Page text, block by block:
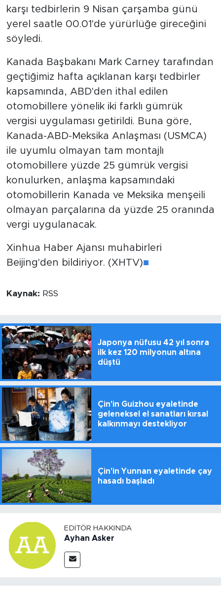
karşı tedbirlerin 9 Nisan çarşamba günü
yerel saatle 00.01'de yürürlüğe gireceğini
söyledi.
Kanada Başbakanı Mark Carney tarafından
geçtiğimiz hafta açıklanan karşı tedbirler
kapsamında, ABD'den ithal edilen
otomobillere yönelik iki farklı gümrük
vergisi uygulaması getirildi. Buna göre,
Kanada-ABD-Meksika Anlaşması (USMCA)
ile uyumlu olmayan tam montajlı
otomobillere yüzde 25 gümrük vergisi
konulurken, anlaşma kapsamındaki
otomobillerin Kanada ve Meksika menşeili
olmayan parçalarına da yüzde 25 oranında
vergi uygulanacak.
Xinhua Haber Ajansı muhabirleri
Beijing'den bildiriyor. (XHTV)■
Kaynak: RSS
Japonya nüfusu 42 yıl sonra
ilk kez 120 milyonun altına
düştü
Çin'in Guizhou eyaletinde
geleneksel el sanatları kırsal
kalkınmayı destekliyor
Çin'in Yunnan eyaletinde çay
hasadı başladı
EDITÖR HAKKINDA
Ayhan Asker